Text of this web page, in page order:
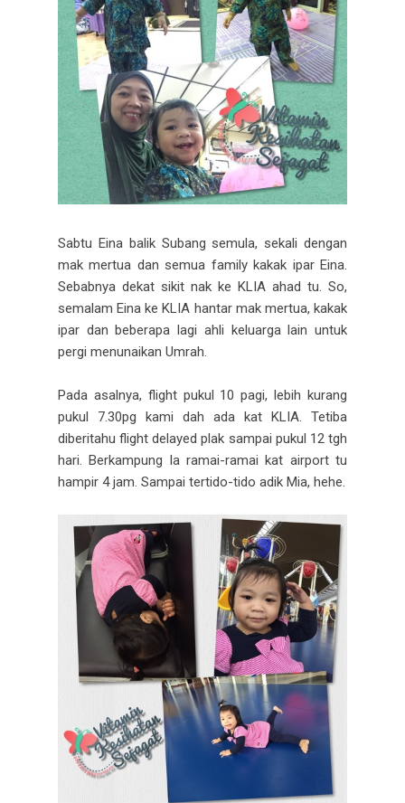
Sabtu Eina balik Subang semula, sekali dengan
mak mertua dan semua family kakak ipar Eina.
Sebabnya dekat sikit nak ke KLIA ahad tu. So,
semalam Eina ke KLIA hantar mak mertua, kakak
ipar dan beberapa lagi ahli keluarga lain untuk
pergi menunaikan Umrah.
Pada asalnya, flight pukul 10 pagi, lebih kurang
pukul 7.30pg kami dah ada kat KLIA. Tetiba
diberitahu flight delayed plak sampai pukul 12 tgh
hari. Berkampung la ramai-ramai kat airport tu
hampir 4 jam. Sampai tertido-tido adik Mia, hehe.